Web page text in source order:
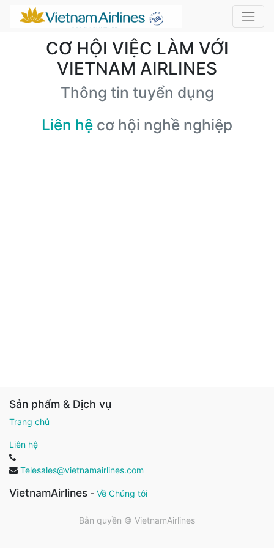
CƠ HỘI VIỆC LÀM VỚI
VIETNAM AIRLINES
Thông tin tuyển dụng
Liên hệ cơ hội nghề nghiệp
Sản phẩm & Dịch vụ
Trang chủ
Liên hệ
Telesales@vietnamairlines.com
VietnamAirlines - Về Chúng tôi
Bản quyền © VietnamAirlines